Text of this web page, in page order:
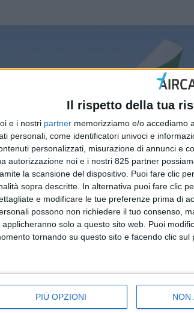
Il rispetto della tua
e i nostri partner memorizziamo e/o accediamo
personali, come identificatori univoci e
personalizzati, misurazione di annunci e
autorizzazione noi e i nostri 825 partner
la scansione del dispositivo. Puoi fare clic
sopra descritte. In alternativa puoi fare clic
e modificare le tue preferenze prima di
possono non richiedere il tuo consenso,
applicheranno solo a questo sito web. Puoi
tornando su questo sito e facendo clic sul
PIÙ OPZIONI NON